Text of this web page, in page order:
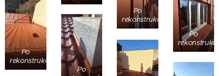
Po
rekonstrukci
Po
rekonstrukci
Po
rekonstrukci
Po